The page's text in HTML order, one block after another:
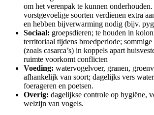
om het verenpak te kunnen
vorstgevoelige soorten verdienen extra
en hebben bijverwarming nodig (bijv.
Sociaal: groepsdieren; te houden in
territoriaal tijdens broedperiode; sommige
(zoals casarca’s) in koppels apart
ruimte voorkomt conflicten
Voeding: watervogelvoer, granen,
afhankelijk van soort; dagelijks vers
foerageren en poetsen.
Overig: dagelijkse controle op hygiëne,
welzijn van vogels.